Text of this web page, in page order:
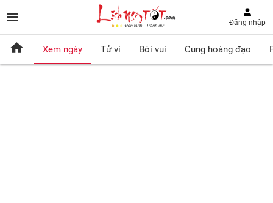
Đăng nhập
Xem ngày Tử vi Bói vui Cung hoàng đạo